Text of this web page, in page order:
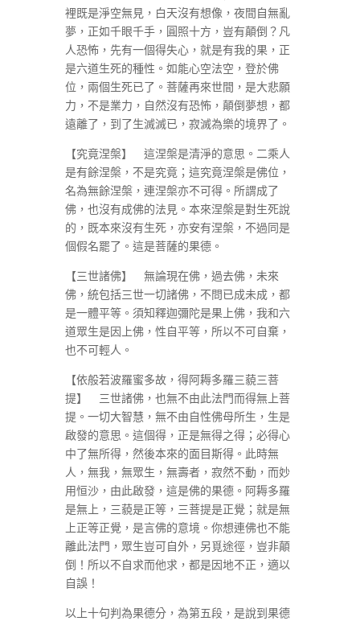
裡既是淨空無見，白天沒有想像，夜間自無亂
夢，正如千眼千手，圓照十方，豈有顛倒？凡
人恐怖，先有一個得失心，就是有我的果，正
是六道生死的種性。如能心空法空，登於佛
位，兩個生死已了。菩薩再來世間，是大悲願
力，不是業力，自然沒有恐怖，顛倒夢想，都
遠離了，到了生滅滅已，寂滅為樂的境界了。
【究竟涅槃】 這涅槃是清淨的意思。二乘人
是有餘涅槃，不是究竟；這究竟涅槃是佛位，
名為無餘涅槃，連涅槃亦不可得。所謂成了
佛，也沒有成佛的法見。本來涅槃是對生死說
的，既本來沒有生死，亦安有涅槃，不過同是
個假名罷了。這是菩薩的果德。
【三世諸佛】 無論現在佛，過去佛，未來
佛，統包括三世一切諸佛，不問已成未成，都
是一體平等。須知釋迦彌陀是果上佛，我和六
道眾生是因上佛，性自平等，所以不可自棄，
也不可輕人。
【依般若波羅蜜多故，得阿耨多羅三藐三菩
提】 三世諸佛，也無不由此法門而得無上菩
提。一切大智慧，無不由自性佛母所生，生是
啟發的意思。這個得，正是無得之得；必得心
中了無所得，然後本來的面目斯得。此時無
人，無我，無眾生，無壽者，寂然不動，而妙
用恒沙，由此啟發，這是佛的果德。阿耨多羅
是無上，三藐是正等，三菩提是正覺；就是無
上正等正覺，是言佛的意境。你想連佛也不能
離此法門，眾生豈可自外，另覓途徑，豈非顛
倒！所以不自求而他求，都是因地不正，適以
自誤！
以上十句判為果德分，為第五段，是說到果德